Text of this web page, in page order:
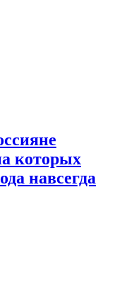
которых
навсегда